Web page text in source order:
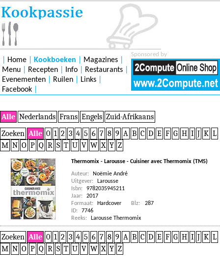
Sponsored by
Home Kookboeken Magazines
Menu
Recepten Info Restaurants
Evenementen
Ruilen Links
Facebook
Alle Nederlands Frans Engels Zuid-Afrikaans
Zoeken Alle 0 1 2 3 4 5 6 7 8 9 A B C D E F G H I J K L
M N O P Q R S T U V W X Y Z
Thermomix - Larousse - Cuisiner avec Thermomix (TM5)
Auteur:
Noëmie André
Uitgever:
Larousse
Isbn:
9782035945211
Jaar:
2017
Formaat:
Hardcover Blz:
287
ID:
7746
Reeks:
Larousse Thermomix
Zoeken Alle 0 1 2 3 4 5 6 7 8 9 A B C D E F G H I J K L
M N O P Q R S T U V W X Y Z